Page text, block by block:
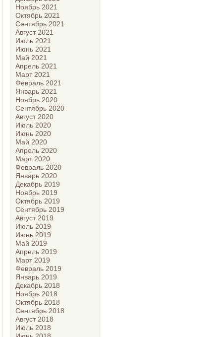
Ноябрь 2021
Октябрь 2021
Сентябрь 2021
Август 2021
Июль 2021
Июнь 2021
Май 2021
Апрель 2021
Март 2021
Февраль 2021
Январь 2021
Ноябрь 2020
Сентябрь 2020
Август 2020
Июль 2020
Июнь 2020
Май 2020
Апрель 2020
Март 2020
Февраль 2020
Январь 2020
Декабрь 2019
Ноябрь 2019
Октябрь 2019
Сентябрь 2019
Август 2019
Июль 2019
Июнь 2019
Май 2019
Апрель 2019
Март 2019
Февраль 2019
Январь 2019
Декабрь 2018
Ноябрь 2018
Октябрь 2018
Сентябрь 2018
Август 2018
Июль 2018